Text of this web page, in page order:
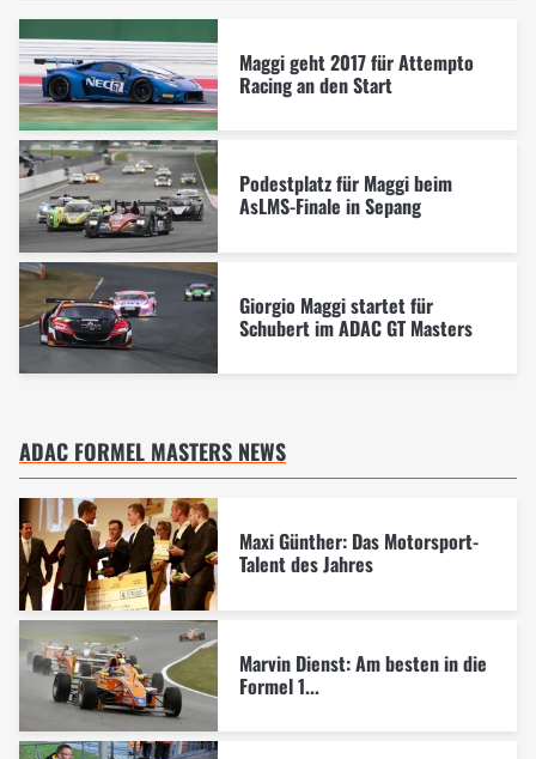
Maggi geht 2017 für Attempto
Racing an den Start
Podestplatz für Maggi beim
AsLMS-Finale in Sepang
Giorgio Maggi startet für
Schubert im ADAC GT Masters
ADAC FORMEL MASTERS NEWS
Maxi Günther: Das Motorsport-
Talent des Jahres
Marvin Dienst: Am besten in die
Formel 1...